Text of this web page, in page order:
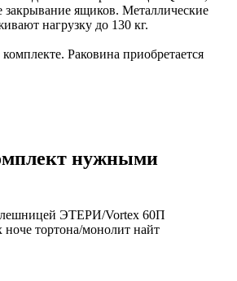
закрывание ящиков. Металлические
нагрузку до 130 кг.
Раковина приобретается
нужными
ЭТЕРИ/Vortex 60П
ноче тортона/монолит найт